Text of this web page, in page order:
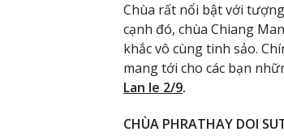
Chùa rất nổi bật với
cạnh đó, chùa Chiang
khắc vô cùng tinh sảo.
mang tới cho các bạn
Lan le 2/9.
CHÙA PHRATHAY DOI